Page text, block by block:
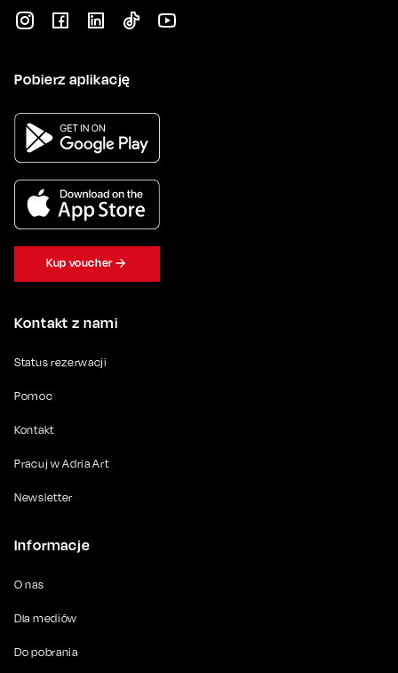
Kontakt z nami
Status rezerwacji
Pomoc
Kontakt
Pracuj w Adria Art
Newsletter
Informacje
O nas
Dla mediów
Do pobrania
Pobierz aplikację
Kup voucher